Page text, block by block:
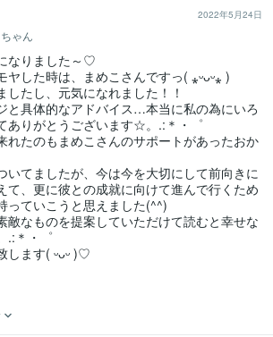
2022年5月24日
ゃん
なりました～♡
ヤした時は、まめこさんですっ( ⁎ᵕᴗᵕ⁎ )
したし、元気になれました！！
と具体的なアドバイス…本当に私の為にいろ
ありがとうございます☆。.:＊・゜
れたのもまめこさんのサポートがあったおか
いてましたが、今は今を大切にして前向きに
て、更に彼との成就に向けて進んで行くため
っていこうと思えました(^^)
敵なものを提案していただけて読むと幸せな
.:＊・゜
します( ᵕᴗᵕ )♡